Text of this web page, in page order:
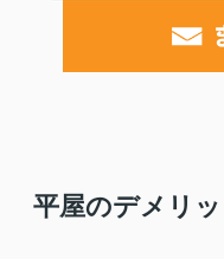
平屋のデメリッ